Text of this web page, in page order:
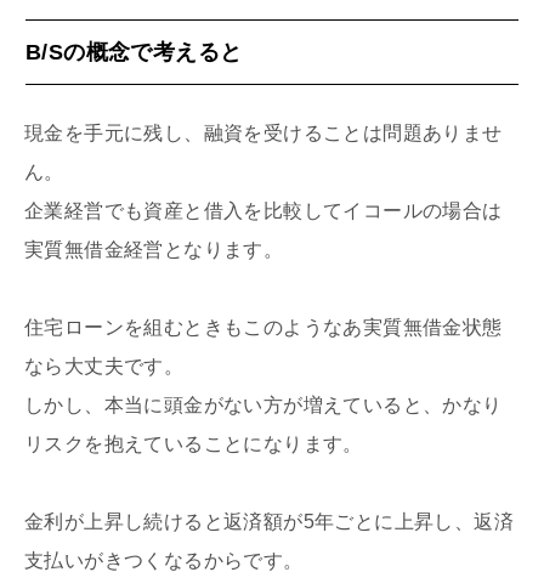
B/Sの概念で考えると
現金を手元に残し、融資を受けることは問題ありませ
ん。
企業経営でも資産と借入を比較してイコールの場合は
実質無借金経営となります。
住宅ローンを組むときもこのようなあ実質無借金状態
なら大丈夫です。
しかし、本当に頭金がない方が増えていると、かなり
リスクを抱えていることになります。
金利が上昇し続けると返済額が5年ごとに上昇し、返済
支払いがきつくなるからです。